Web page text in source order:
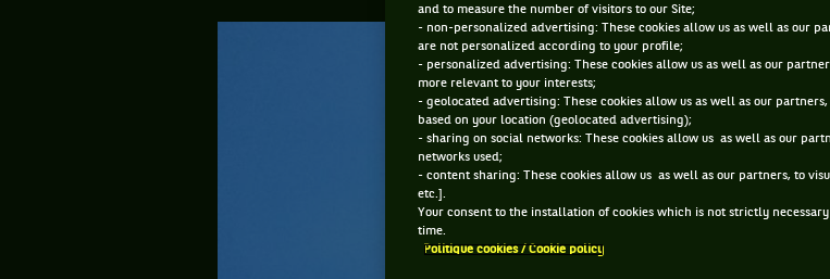
and to measure the number of visitors to our Site;
- non-personalized advertising: These cookies allow us as well as our
are not personalized according to your profile;
- personalized advertising: These cookies allow us as well as our
more relevant to your interests;
- geolocated advertising: These cookies allow us as well as our
based on your location (geolocated advertising);
- sharing on social networks: These cookies allow us as well as our
networks used;
- content sharing: These cookies allow us as well as our partners, to
etc.].
Your consent to the installation of cookies which is not strictly
time.
Politique cookies / Cookie policy